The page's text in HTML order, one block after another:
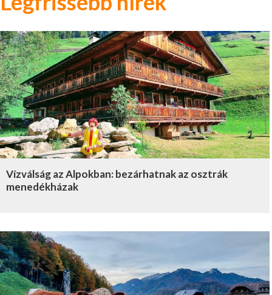
Vízválság az Alpokban: bezárhatnak az osztrák
menedékházak